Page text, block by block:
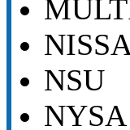
NSU
NYSA